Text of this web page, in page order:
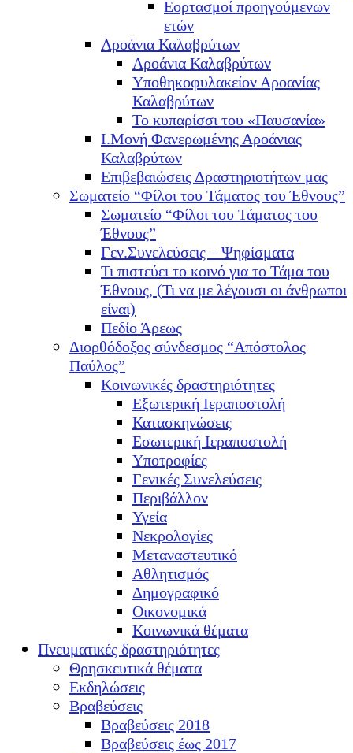
Εορτασμοί προηγούμενων
ετών
Αροάνια Καλαβρύτων
Αροάνια Καλαβρύτων
Υποθηκοφυλακείον Αροανίας
Καλαβρύτων
Το κυπαρίσσι του «Παυσανία»
Ι.Μονή Φανερωμένης Αροάνιας
Καλαβρύτων
Επιβεβαιώσεις Δραστηριοτήτων μας
Σωματείο “Φίλοι του Τάματος του Έθνους”
Σωματείο “Φίλοι του Τάματος του
Έθνους”
Γεν.Συνελεύσεις – Ψηφίσματα
Τι πιστεύει το κοινό για το Τάμα του
Έθνους, (Τι να με λέγουσι οι άνθρωποι
είναι)
Πεδίο Άρεως
Διορθόδοξος σύνδεσμος “Απόστολος
Παύλος”
Κοινωνικές δραστηριότητες
Εξωτερική Ιεραποστολή
Κατασκηνώσεις
Εσωτερική Ιεραποστολή
Υποτροφίες
Γενικές Συνελεύσεις
Περιβάλλον
Υγεία
Νεκρολογίες
Μεταναστευτικό
Αθλητισμός
Δημογραφικό
Οικονομικά
Κοινωνικά θέματα
Πνευματικές δραστηριότητες
Θρησκευτικά θέματα
Εκδηλώσεις
Βραβεύσεις
Βραβεύσεις 2018
Βραβεύσεις έως 2017